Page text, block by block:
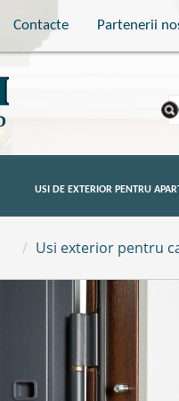
Contacte Partenerii
USI DE EXTERIOR PENTRU
Usi exterior pentru